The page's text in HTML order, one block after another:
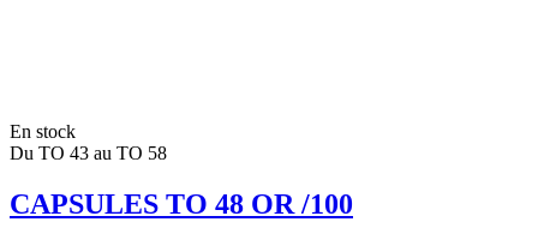
En stock
Du TO 43 au TO 58
CAPSULES TO 48 OR /100